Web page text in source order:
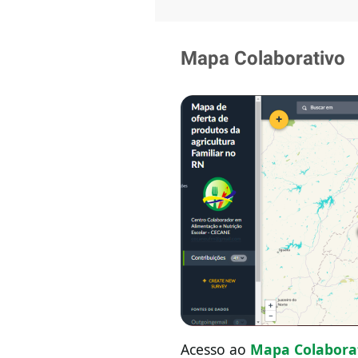
Mapa Colaborativo
Acesso ao Mapa